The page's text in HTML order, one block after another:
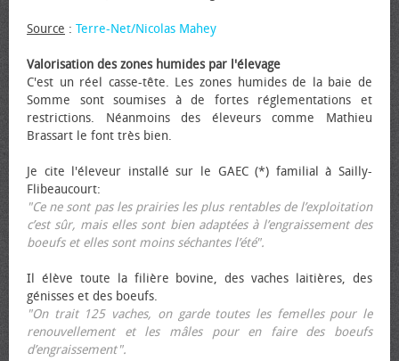
Source : Terre-Net/Nicolas Mahey
Valorisation des zones humides par l'élevage
C'est un réel casse-tête. Les zones humides de la baie de
Somme sont soumises à de fortes réglementations et
restrictions. Néanmoins des éleveurs comme Mathieu
Brassart le font très bien.
Je cite l'éleveur installé sur le GAEC (*) familial à Sailly-
Flibeaucourt:
"Ce ne sont pas les prairies les plus rentables de l’exploitation
c’est sûr, mais elles sont bien adaptées à l’engraissement des
bœufs et elles sont moins séchantes l’été".
Il élève toute la filière bovine, des vaches laitières, des
génisses et des bœufs.
"On trait 125 vaches, on garde toutes les femelles pour le
renouvellement et les mâles pour en faire des bœufs
d’engraissement".